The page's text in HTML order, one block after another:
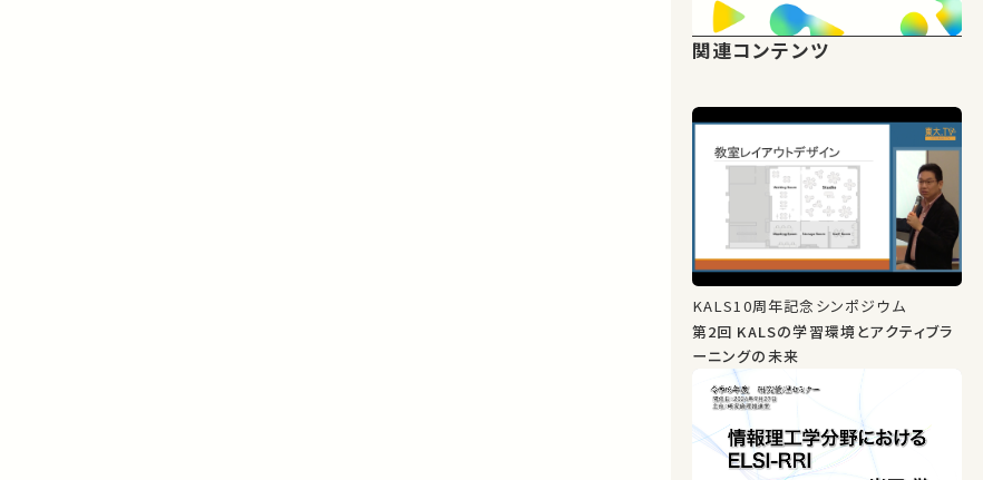
関連コンテンツ
KALS10周年記念シンポジウム
第2回 KALSの学習環境とアクティブラ
ーニングの未来